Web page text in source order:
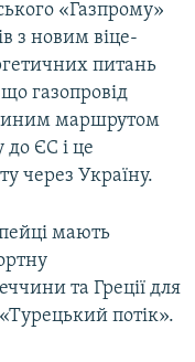
«Газпрому»
з новим віце-
питань
газопровід
маршрутом
до ЄС і це
через Україну.
мають
та Греції для
потік».